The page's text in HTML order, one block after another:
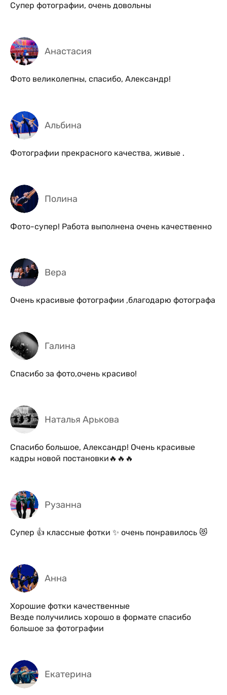
Супер фотографии, очень довольны
Анастасия
Фото великолепны, спасибо, Александр!
Альбина
Фотографии прекрасного качества, живые .
Полина
Фото-супер! Работа выполнена очень качественно
Вера
Очень красивые фотографии ,благодарю фотографа
Галина
Спасибо за фото,очень красиво!
Наталья Арькова
Спасибо большое, Александр! Очень красивые
кадры новой постановки🔥🔥🔥
Рузанна
Супер 👍 классные фотки ✨ очень понравилось 😻
Анна
Хорошие фотки качественные
Везде получились хорошо в формате спасибо
большое за фотографии
Екатерина